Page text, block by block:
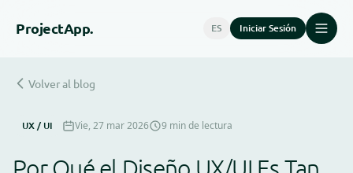
ProjectApp. ES Iniciar Sesión
Volver al blog
UX / UI Vie, 27 mar 2026 9 min de lectura